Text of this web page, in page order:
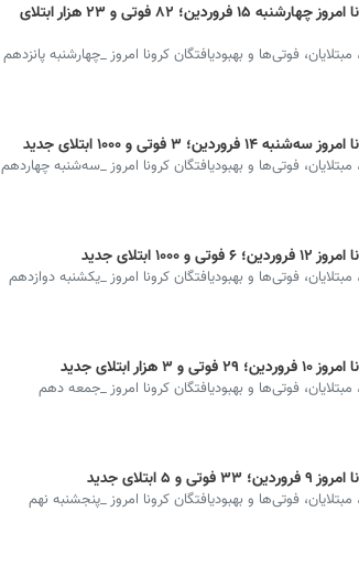
آخرین آمار جهانی کرونا امروز چهارشنبه ۱۵ فروردین؛ ۸۲ فوتی و ۲۳ هزار ابتلای
فوتی‌ها و بهبودیافتگان کرونا امروز _چهارشنبه پانزدهم
۳ فوتی و ۱۰۰۰ ابتلای جدید
مبتلایان، فوتی‌ها و بهبودیافتگان کرونا امروز _سه‌شنبه چهاردهم
ابتلای جدید
فوتی‌ها و بهبودیافتگان کرونا امروز _یکشنبه دوازدهم
ابتلای جدید
مبتلایان، فوتی‌ها و بهبودیافتگان کرونا امروز _جمعه دهم
۵ ابتلای جدید
فوتی‌ها و بهبودیافتگان کرونا امروز _پنجشنبه نهم